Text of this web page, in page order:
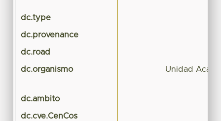
dc.type
dc.provenance
dc.road
dc.organismo Unidad
dc.ambito
dc.cve.CenCos